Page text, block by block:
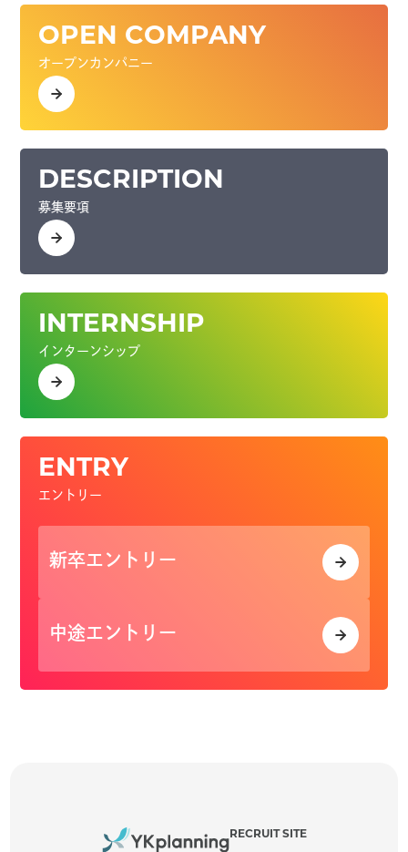
OPEN COMPANY
オープンカンパニー
DESCRIPTION
募集要項
INTERNSHIP
インターンシップ
ENTRY
エントリー
新卒エントリー
中途エントリー
RECRUIT SITE